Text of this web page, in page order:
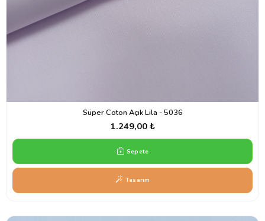
Süper Coton Açık Lila - 5036
1.249,00 ₺
Sepete
Tasarım